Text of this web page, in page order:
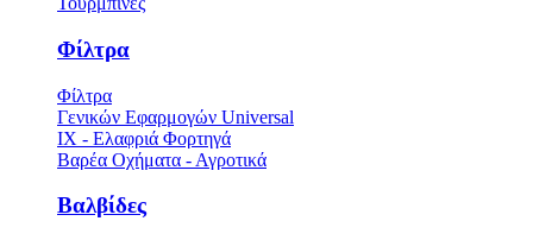
Φίλτρα
Φίλτρα
Γενικών Εφαρμογών Universal
ΙΧ - Ελαφριά Φορτηγά
Βαρέα Οχήματα - Αγροτικά
Βαλβίδες